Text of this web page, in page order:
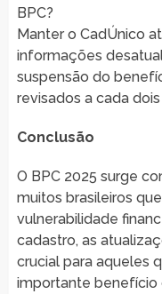
BPC?
Manter o CadÚnico
informações
suspensão do
revisados a cada dois
Conclusão
O BPC 2025 surge
muitos brasileiros
vulnerabilidade
cadastro, as
crucial para aqueles
importante benefício